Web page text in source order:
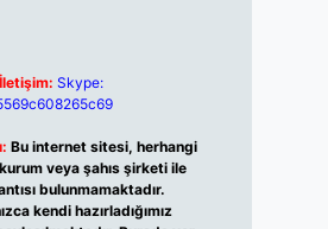
Skype:
Bu internet sitesi, herhangi
veya şahıs şirketi ile
bulunmamaktadır.
kendi hazırladığımız